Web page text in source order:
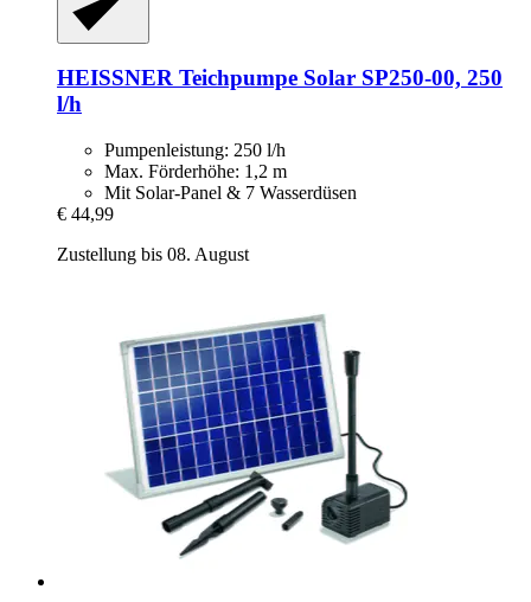
HEISSNER Teichpumpe Solar SP250-​00, 250
l/h
Pumpenleistung: 250 l/h
Max. Förderhöhe: 1,2 m
Mit Solar-Panel & 7 Wasserdüsen
€ 44,99
Zustellung bis 08. August